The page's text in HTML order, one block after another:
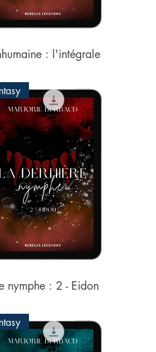
: l'intégrale
nymphe : 2 - Eidon